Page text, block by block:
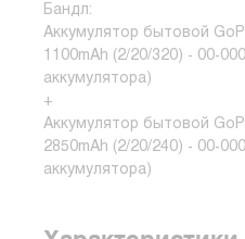
Бандл:
Аккумулятор бытовой
1100mAh (2/20/320) - 00-
аккумулятора)
+
Аккумулятор бытовой
2850mAh (2/20/240) - 00-
аккумулятора)